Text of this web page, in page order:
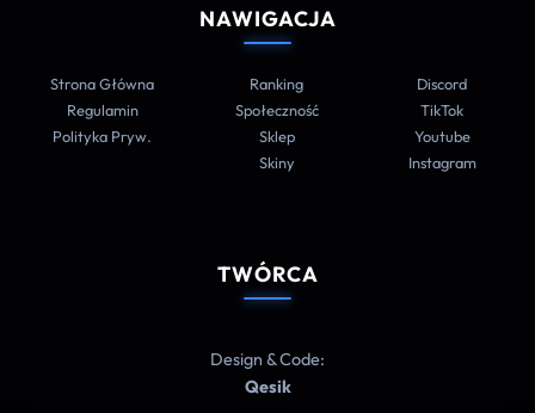
NAWIGACJA
Strona Główna
Regulamin
Polityka Pryw.
Ranking
Społeczność
Sklep
Skiny
Discord
TikTok
Youtube
Instagram
TWÓRCA
Design & Code:
Qesik